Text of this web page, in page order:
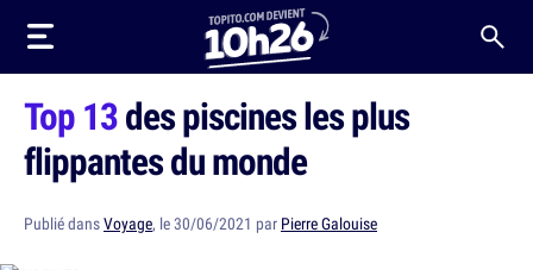
Top 13des piscines les plus
flippantes du monde
Publié dansVoyage, le 30/06/2021 par Pierre Galouise